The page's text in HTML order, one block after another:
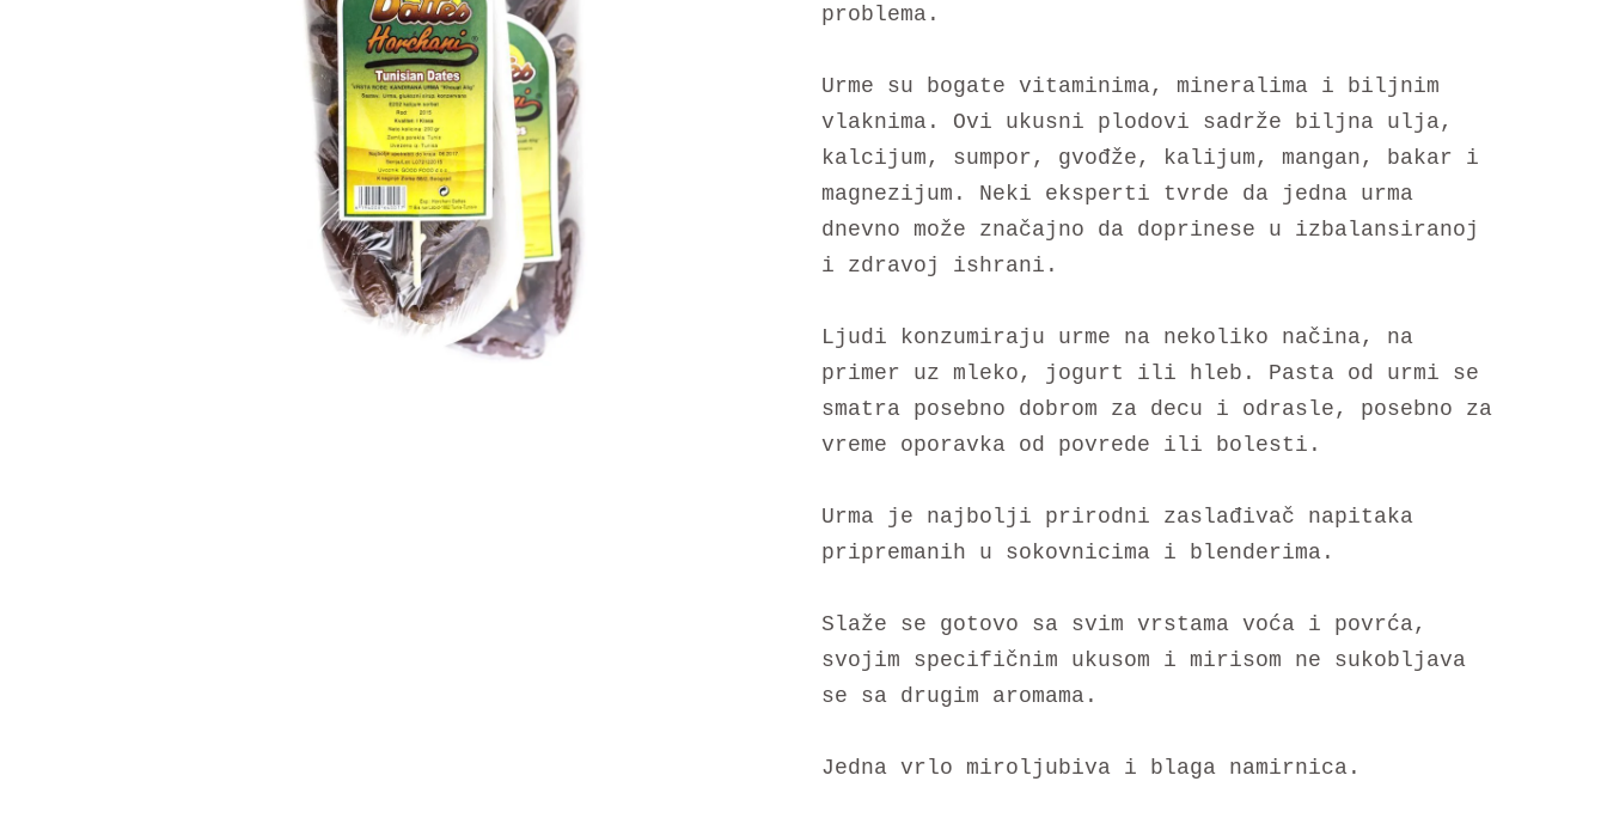
problema.
Urme su bogate vitaminima, mineralima i biljnim
vlaknima. Ovi ukusni plodovi sadrže biljna ulja,
kalcijum, sumpor, gvođže, kalijum, mangan, bakar i
magnezijum. Neki eksperti tvrde da jedna urma
dnevno može značajno da doprinese u izbalansiranoj
i zdravoj ishrani.
Ljudi konzumiraju urme na nekoliko načina, na
primer uz mleko, jogurt ili hleb. Pasta od urmi se
smatra posebno dobrom za decu i odrasle, posebno za
vreme oporavka od povrede ili bolesti.
Urma je najbolji prirodni zaslađivač napitaka
pripremanih u sokovnicima i blenderima.
Slaže se gotovo sa svim vrstama voća i povrća,
svojim specifičnim ukusom i mirisom ne sukobljava
se sa drugim aromama.
Jedna vrlo miroljubiva i blaga namirnica.